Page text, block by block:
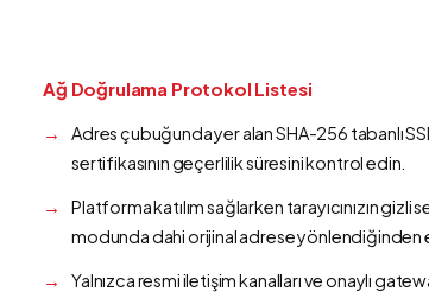
Ağ Doğrulama Protokol Listesi
Adres çubuğunda yer alan SHA-256 tabanlı
sertifikasının geçerlilik süresini kontrol edin.
Platforma katılım sağlarken tarayıcınızın gizli
modunda dahi orijinal adrese yönlendiğinden
Yalnızca resmi iletişim kanalları ve onaylı